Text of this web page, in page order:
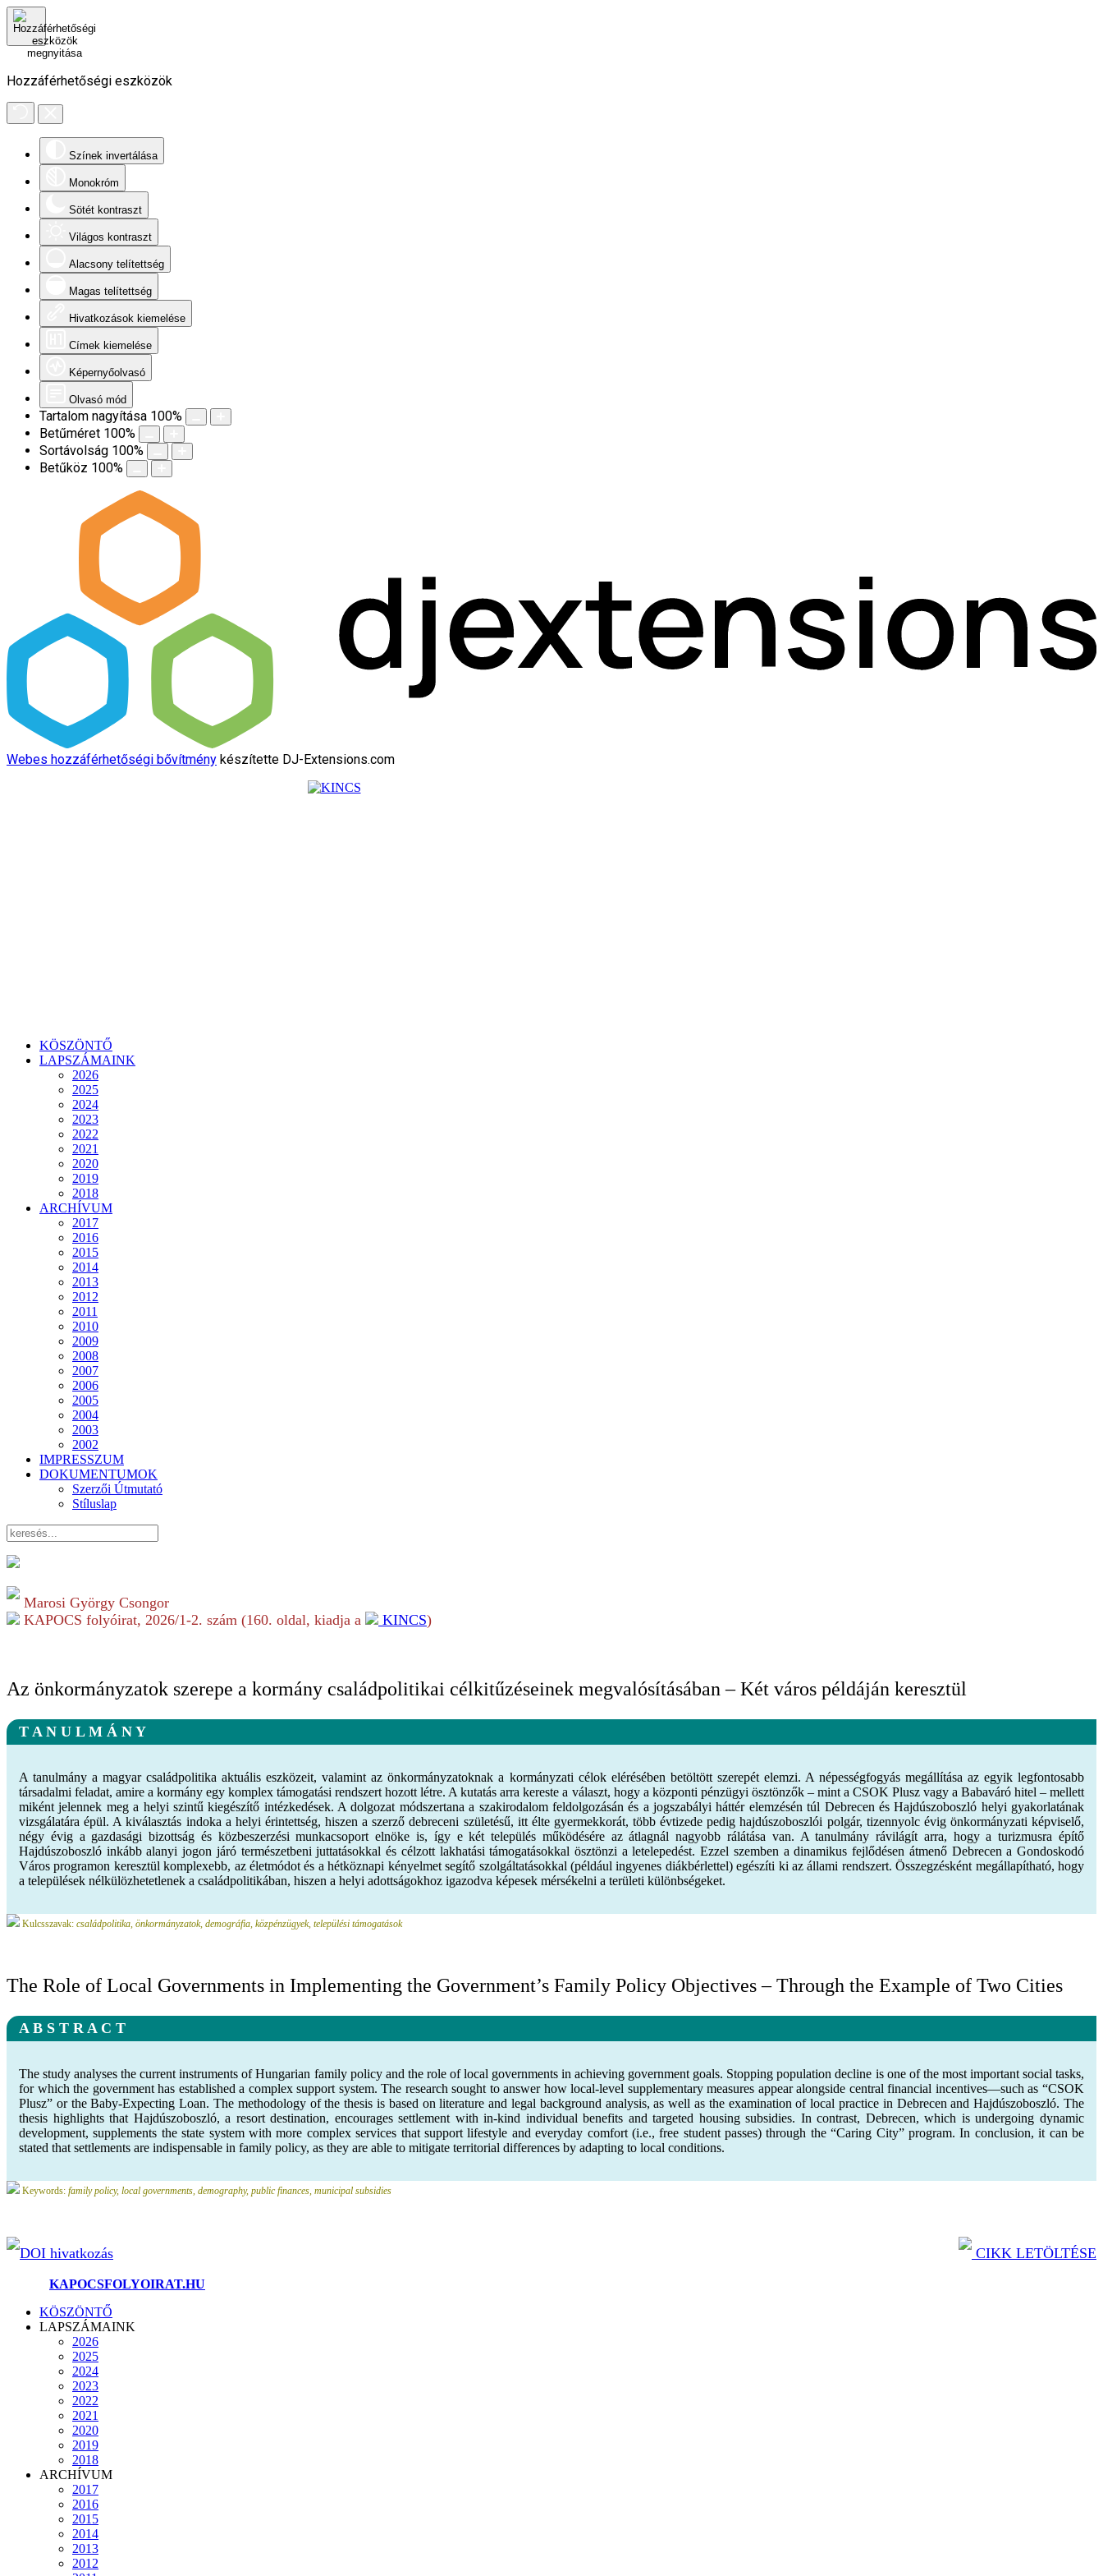
Hozzáférhetőségi eszközök
Színek invertálása
Monokróm
Sötét kontraszt
Világos kontraszt
Alacsony telítettség
Magas telítettség
Hivatkozások kiemelése
Címek kiemelése
Képernyőolvasó
Olvasó mód
Tartalom nagyítása 100%
Betűméret 100%
Sortávolság 100%
Betűköz 100%
Webes hozzáférhetőségi bővítmény készítette DJ-Extensions.com
KÖSZÖNTŐ
LAPSZÁMAINK
2026
2025
2024
2023
2022
2021
2020
2019
2018
ARCHÍVUM
2017
2016
2015
2014
2013
2012
2011
2010
2009
2008
2007
2006
2005
2004
2003
2002
IMPRESSZUM
DOKUMENTUMOK
Szerzői Útmutató
Stíluslap
Marosi György Csongor
KAPOCS folyóirat, 2026/1-2. szám (160. oldal, kiadja a KINCS)
Az önkormányzatok szerepe a kormány családpolitikai célkitűzéseinek megvalósításában – Két város példáján keresztül
T A N U L M Á N Y
A tanulmány a magyar családpolitika aktuális eszközeit, valamint az önkormányzatoknak a kormányzati célok elérésében betöltött szerepét elemzi. A népességfogyás megállítása az egyik legfontosabb
társadalmi feladat, amire a kormány egy komplex támogatási rendszert hozott létre. A kutatás arra kereste a választ, hogy a központi pénzügyi ösztönzők – mint a CSOK Plusz vagy a Babaváró hitel – mellett
miként jelennek meg a helyi szintű kiegészítő intézkedések. A dolgozat módszertana a szakirodalom feldolgozásán és a jogszabályi háttér elemzésén túl Debrecen és Hajdúszoboszló helyi gyakorlatának
vizsgálatára épül. A kiválasztás indoka a helyi érintettség, hiszen a szerző debreceni születésű, itt élte gyermekkorát, több évtizede pedig hajdúszoboszlói polgár, tizennyolc évig önkormányzati képviselő,
négy évig a gazdasági bizottság és közbeszerzési munkacsoport elnöke is, így e két település működésére az átlagnál nagyobb rálátása van. A tanulmány rávilágít arra, hogy a turizmusra építő
Hajdúszoboszló inkább alanyi jogon járó természetbeni juttatásokkal és célzott lakhatási támogatásokkal ösztönzi a letelepedést. Ezzel szemben a dinamikus fejlődésen átmenő Debrecen a Gondoskodó
Város programon keresztül komplexebb, az életmódot és a hétköznapi kényelmet segítő szolgáltatásokkal (például ingyenes diákbérlettel) egészíti ki az állami rendszert. Összegzésként megállapítható, hogy
a települések nélkülözhetetlenek a családpolitikában, hiszen a helyi adottságokhoz igazodva képesek mérsékelni a területi különbségeket.
Kulcsszavak: családpolitika, önkormányzatok, demográfia, közpénzügyek, települési támogatások
The Role of Local Governments in Implementing the Government’s Family Policy Objectives – Through the Example of Two Cities
A B S T R A C T
The study analyses the current instruments of Hungarian family policy and the role of local governments in achieving government goals. Stopping population decline is one of the most important social tasks,
for which the government has established a complex support system. The research sought to answer how local-level supplementary measures appear alongside central financial incentives—such as “CSOK
Plusz” or the Baby-Expecting Loan. The methodology of the thesis is based on literature and legal background analysis, as well as the examination of local practice in Debrecen and Hajdúszoboszló. The
thesis highlights that Hajdúszoboszló, a resort destination, encourages settlement with in-kind individual benefits and targeted housing subsidies. In contrast, Debrecen, which is undergoing dynamic
development, supplements the state system with more complex services that support lifestyle and everyday comfort (i.e., free student passes) through the “Caring City” program. In conclusion, it can be
stated that settlements are indispensable in family policy, as they are able to mitigate territorial differences by adapting to local conditions.
Keywords: family policy, local governments, demography, public finances, municipal subsidies
DOI hivatkozás CIKK LETÖLTÉSE
KAPOCSFOLYOIRAT.HU
KÖSZÖNTŐ
LAPSZÁMAINK
2026
2025
2024
2023
2022
2021
2020
2019
2018
ARCHÍVUM
2017
2016
2015
2014
2013
2012